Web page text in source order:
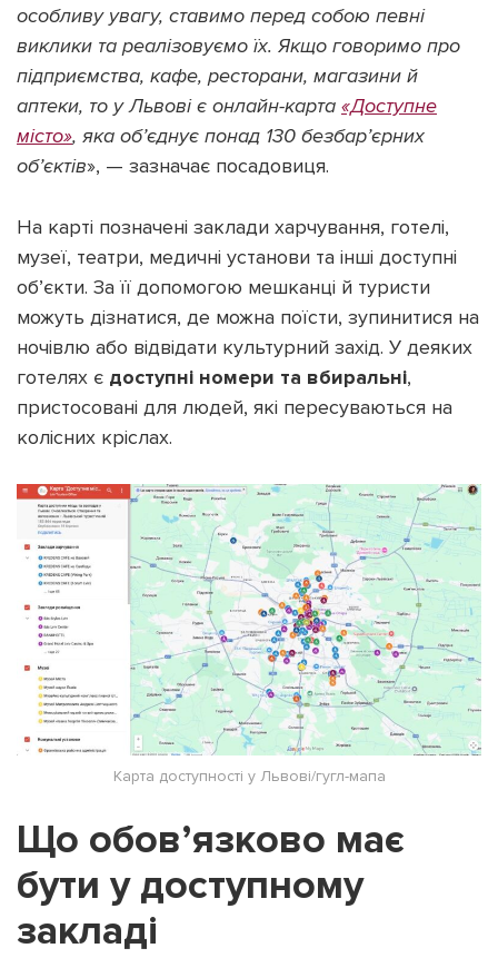
особливу увагу, ставимо перед собою певні
виклики та реалізовуємо їх. Якщо говоримо про
підприємства, кафе, ресторани, магазини й
аптеки, то у Львові є онлайн-карта «Доступне
місто», яка об’єднує понад 130 безбар’єрних
об’єктів», — зазначає посадовиця.
На карті позначені заклади харчування, готелі,
музеї, театри, медичні установи та інші доступні
об’єкти. За її допомогою мешканці й туристи
можуть дізнатися, де можна поїсти, зупинитися на
ночівлю або відвідати культурний захід. У деяких
готелях є доступні номери та вбиральні,
пристосовані для людей, які пересуваються на
колісних кріслах.
Карта доступності у Львові/гугл-мапа
Що обов’язково має
бути у доступному
закладі